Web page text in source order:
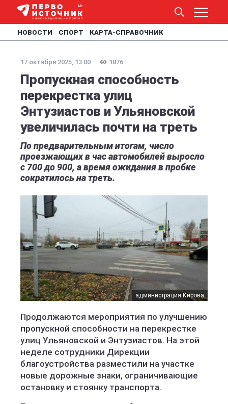
НОВОСТИ СПОРТ КАРТА-СПРАВОЧНИК
17 октября 2025, 13:00 1876
Пропускная способность
перекрестка улиц
Энтузиастов и Ульяновской
увеличилась почти на треть
По предварительным итогам, число
проезжающих в час автомобилей выросло
с 700 до 900, а время ожидания в пробке
сократилось на треть.
администрация Кирова
Продолжаются мероприятия по улучшению
пропускной способности на перекрестке
улиц Ульяновской и Энтузиастов. На этой
неделе сотрудники Дирекции
благоустройства разместили на участке
новые дорожные знаки, ограничивающие
остановку и стоянку транспорта.